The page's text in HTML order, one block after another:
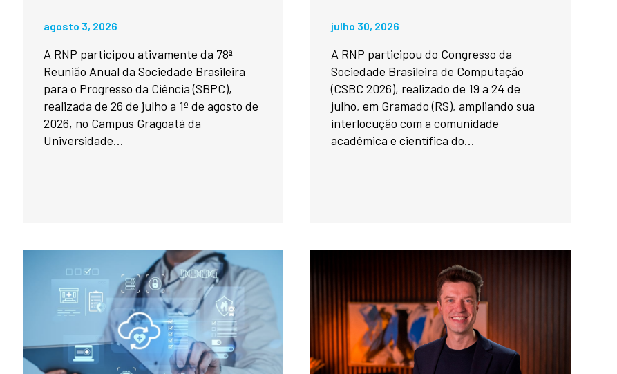
agosto 3, 2026
A RNP participou ativamente da 78ª
Reunião Anual da Sociedade Brasileira
para o Progresso da Ciência (SBPC),
realizada de 26 de julho a 1º de agosto de
2026, no Campus Gragoatá da
Universidade...
julho 30, 2026
A RNP participou do Congresso da
Sociedade Brasileira de Computação
(CSBC 2026), realizado de 19 a 24 de
julho, em Gramado (RS), ampliando sua
interlocução com a comunidade
acadêmica e científica do...